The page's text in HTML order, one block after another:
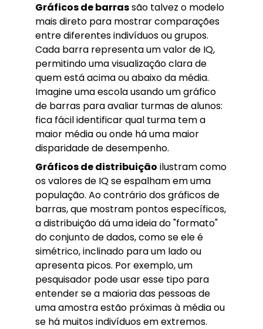
Gráficos de barrassão talvez o modelo
mais direto para mostrar comparações
entre diferentes indivíduos ou grupos.
Cada barra representa um valor de IQ,
permitindo uma visualização clara de
quem está acima ou abaixo da média.
Imagine uma escola usando um gráfico
de barras para avaliar turmas de alunos:
fica fácil identificar qual turma tem a
maior média ou onde há uma maior
disparidade de desempenho.
Gráficos de distribuição ilustram como
os valores de IQ se espalham em uma
população. Ao contrário dos gráficos de
barras, que mostram pontos específicos,
a distribuição dá uma ideia do "formato"
do conjunto de dados, como se ele é
simétrico, inclinado para um lado ou
apresenta picos. Por exemplo, um
pesquisador pode usar esse tipo para
entender se a maioria das pessoas de
uma amostra estão próximas à média ou
se há muitos indivíduos em extremos.